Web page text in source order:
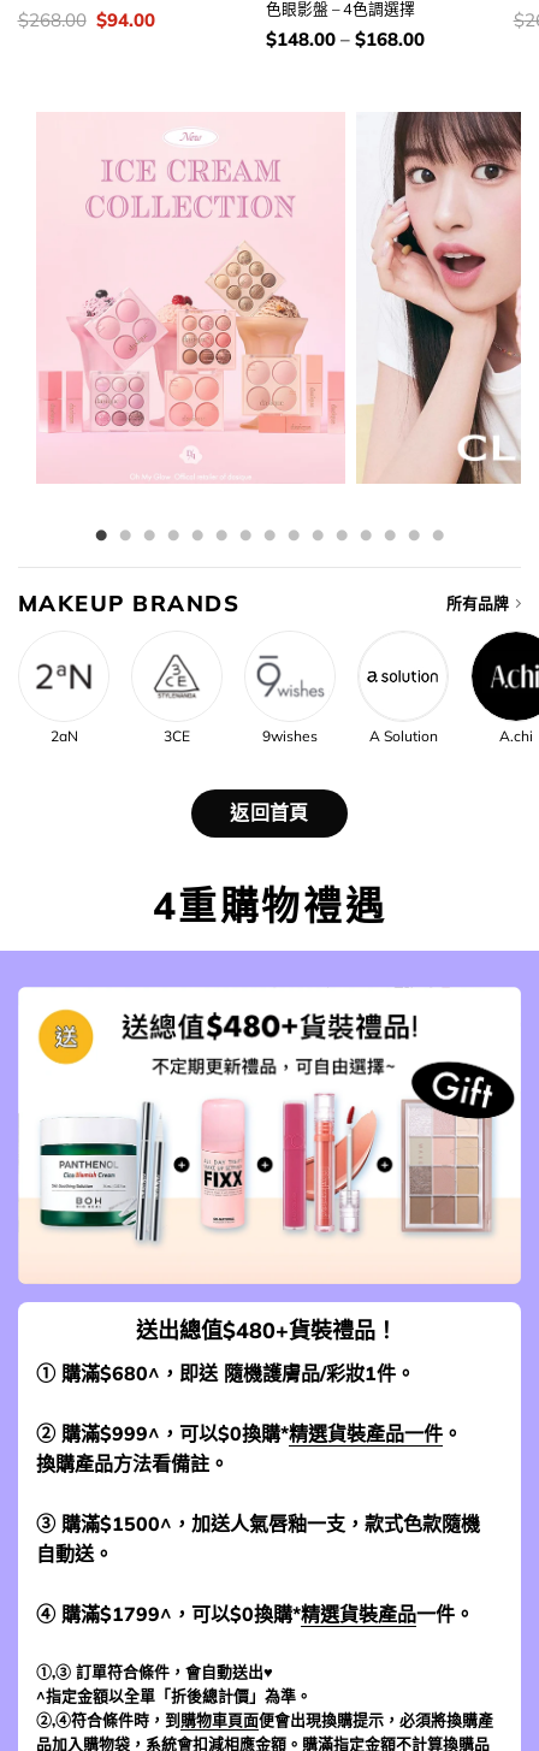
價
錢：
$268.00 Original
price
$94.00Current
色眼影盤 – 4色調選擇
價
錢：
$148.00– $168.00
價
錢
$
MAKEUP BRANDS 所有品牌
2aN 3CE 9wishes A Solution A.chi
返回首頁
4重購物禮遇
送出總值$480+貨裝禮品！
① 購滿$680^，即送 隨機護膚品/彩妝1件。
② 購滿$999^，可以$0換購*精選貨裝產品一件 。
換購產品方法看備註。
③ 購滿$1500^，加送人氣唇釉一支，款式色款隨機
自動送。
④ 購滿$1799^，可以$0換購*精選貨裝產品一件。
①,③ 訂單符合條件，會自動送出♥
^指定金額以全單「折後總計價」為準。
②,④符合條件時，到 購物車頁面便會出現換購提示，必須將換購產
品加入購物袋，系統會扣減相應金額。購滿指定金額不計算換購品